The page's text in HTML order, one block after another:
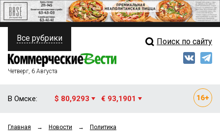
ПОЛИТИКА
ФИНАНСЫ
ОБЩЕСТВО
Свежий выпуск
Все рубрики Поиск по сайту
Четверг, 6 Августа
В Омске: $ 80,9293 € 93,1901
Главная → Новости → Политика